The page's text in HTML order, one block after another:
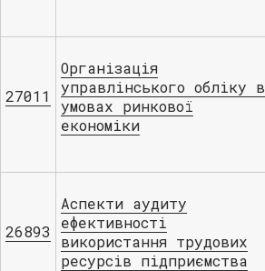
27011
Організація
управлінського обліку в
умовах ринкової
економіки
26893
Аспекти аудиту
ефективності
використання трудових
ресурсів підприємства